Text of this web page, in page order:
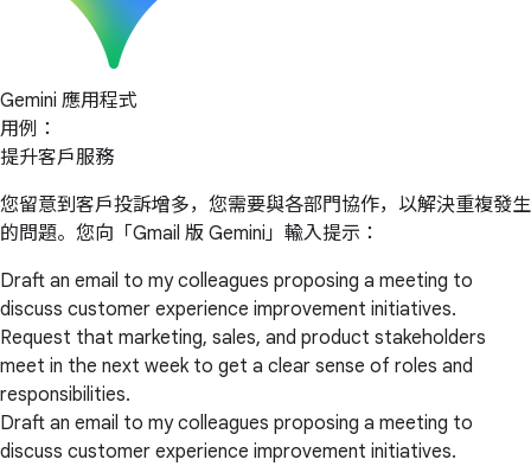
Gemini 應用程式
用例：
提升客戶服務
您留意到客戶投訴增多，您需要與各部門協作，以解決重複發生
的問題。您向「Gmail 版 Gemini」輸入提示：
Draft an email to my colleagues proposing a meeting to
discuss customer experience improvement initiatives.
Request that marketing, sales, and product stakeholders
meet in the next week to get a clear sense of roles and
responsibilities.
Draft an email to my colleagues proposing a meeting to
discuss customer experience improvement initiatives.